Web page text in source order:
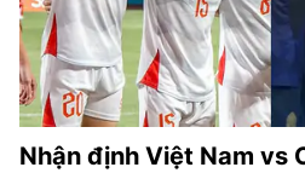
Nhận định Việt Nam vs